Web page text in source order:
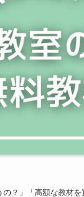
？」「高額な教材を